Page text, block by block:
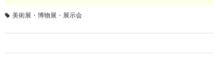
美術展・博物展・展示会